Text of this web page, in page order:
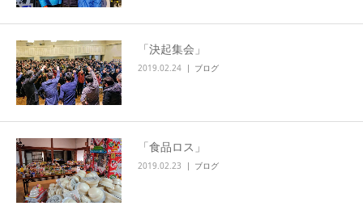
「決起集会」
2019.02.24 ブログ
「食品ロス」
2019.02.23 ブログ